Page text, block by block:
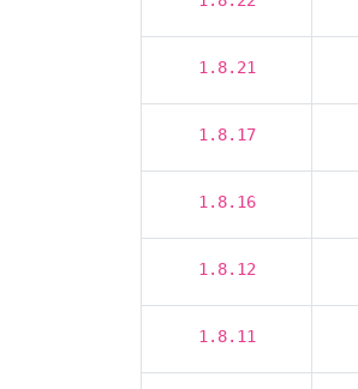
1.8.21
1.8.17
1.8.16
1.8.12
1.8.11